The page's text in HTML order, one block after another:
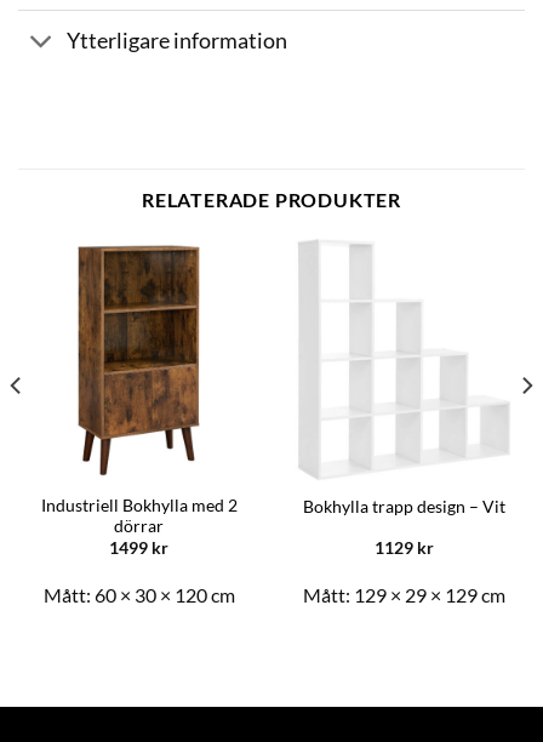
Ytterligare information
RELATERADE PRODUKTER
Industriell Bokhylla med 2
dörrar
1499 kr
Mått: 60 × 30 × 120 cm
Bokhylla trapp design – Vit
1129 kr
Mått: 129 × 29 × 129 cm